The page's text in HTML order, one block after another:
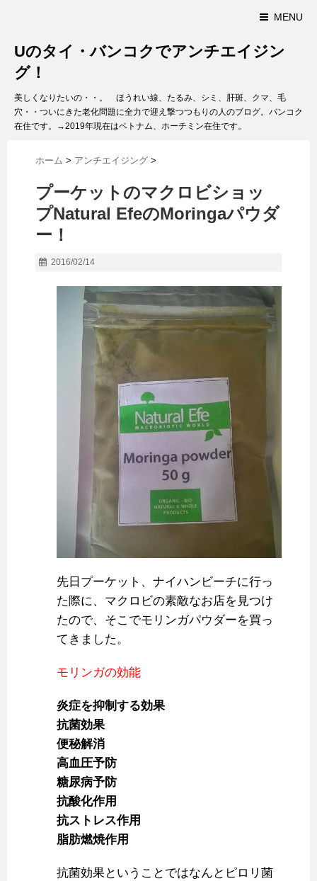
MENU
Uのタイ・バンコクでアンチエイジン
グ！
美しくなりたいの・・。 ほうれい線、たるみ、シミ、肝斑、クマ、毛
穴・・ついにきた老化問題に全力で迎え撃つつもりの人のブログ。バンコク
在住です。→2019年現在はベトナム、ホーチミン在住です。
ホーム > アンチエイジング >
プーケットのマクロビショッ
プNatural EfeのMoringaパウダ
ー！
2016/02/14
先日プーケット、ナイハンビーチに行っ
た際に、マクロビの素敵なお店を見つけ
たので、そこでモリンガパウダーを買っ
てきました。
モリンガの効能
炎症を抑制する効果
抗菌効果
便秘解消
高血圧予防
糖尿病予防
抗酸化作用
抗ストレス作用
脂肪燃焼作用
抗菌効果ということではなんとピロリ菌